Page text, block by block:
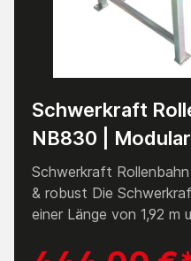
Schwerkraft
NB830 |
Schwerkraft
& robust Die
einer Länge von 1,92 m
Materialfluss in